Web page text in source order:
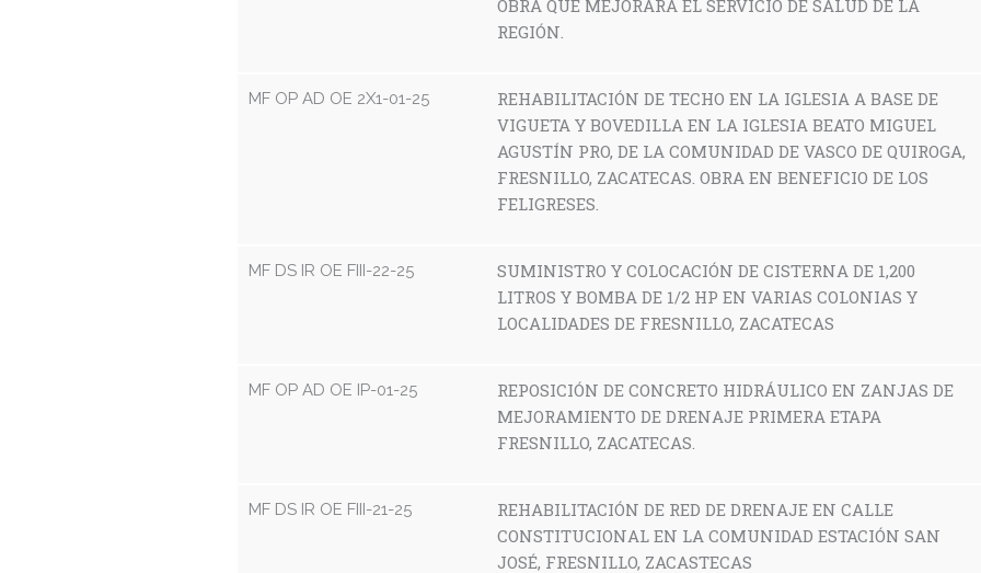
OBRA QUE MEJORARÁ EL SERVICIO DE SALUD DE LA
REGIÓN.
MF OP AD OE 2X1-01-25
REHABILITACIÓN DE TECHO EN LA IGLESIA A BASE DE
VIGUETA Y BOVEDILLA EN LA IGLESIA BEATO MIGUEL
AGUSTÍN PRO, DE LA COMUNIDAD DE VASCO DE QUIROGA,
FRESNILLO, ZACATECAS. OBRA EN BENEFICIO DE LOS
FELIGRESES.
MF DS IR OE FIII-22-25
SUMINISTRO Y COLOCACIÓN DE CISTERNA DE 1,200
LITROS Y BOMBA DE 1/2 HP EN VARIAS COLONIAS Y
LOCALIDADES DE FRESNILLO, ZACATECAS
MF OP AD OE IP-01-25
REPOSICIÓN DE CONCRETO HIDRÁULICO EN ZANJAS DE
MEJORAMIENTO DE DRENAJE PRIMERA ETAPA
FRESNILLO, ZACATECAS.
MF DS IR OE FIII-21-25
REHABILITACIÓN DE RED DE DRENAJE EN CALLE
CONSTITUCIONAL EN LA COMUNIDAD ESTACIÓN SAN
JOSÉ, FRESNILLO, ZACASTECAS